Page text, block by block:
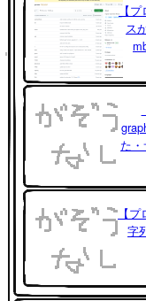
【プ
ス
た
【
字